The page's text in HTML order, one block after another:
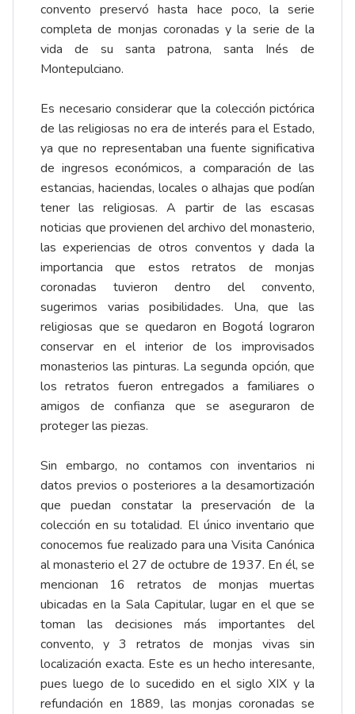
convento preservó hasta hace poco, la serie
completa de monjas coronadas y la serie de la
vida de su santa patrona, santa Inés de
Montepulciano.
Es necesario considerar que la colección pictórica
de las religiosas no era de interés para el Estado,
ya que no representaban una fuente significativa
de ingresos económicos, a comparación de las
estancias, haciendas, locales o alhajas que podían
tener las religiosas. A partir de las escasas
noticias que provienen del archivo del monasterio,
las experiencias de otros conventos y dada la
importancia que estos retratos de monjas
coronadas tuvieron dentro del convento,
sugerimos varias posibilidades. Una, que las
religiosas que se quedaron en Bogotá lograron
conservar en el interior de los improvisados
monasterios las pinturas. La segunda opción, que
los retratos fueron entregados a familiares o
amigos de confianza que se aseguraron de
proteger las piezas.
Sin embargo, no contamos con inventarios ni
datos previos o posteriores a la desamortización
que puedan constatar la preservación de la
colección en su totalidad. El único inventario que
conocemos fue realizado para una Visita Canónica
al monasterio el 27 de octubre de 1937. En él, se
mencionan 16 retratos de monjas muertas
ubicadas en la Sala Capitular, lugar en el que se
toman las decisiones más importantes del
convento, y 3 retratos de monjas vivas sin
localización exacta. Este es un hecho interesante,
pues luego de lo sucedido en el siglo XIX y la
refundación en 1889, las monjas coronadas se